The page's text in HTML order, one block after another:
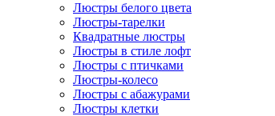
Люстры белого цвета
Люстры-тарелки
Квадратные люстры
Люстры в стиле лофт
Люстры с птичками
Люстры-колесо
Люстры с абажурами
Люстры клетки